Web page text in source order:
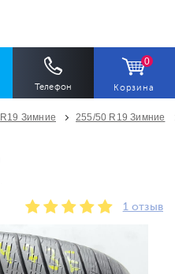
Телефон
0
Корзина
Все
Количество
R19 Зимние 255/50 R19 Зимние
1 отзыв